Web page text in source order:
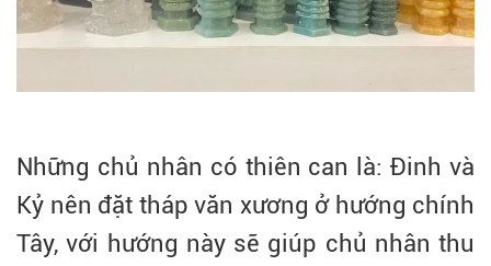
Những chủ nhân có thiên can là: Đinh và
Kỷ nên đặt tháp văn xương ở hướng chính
Tây, với hướng này sẽ giúp chủ nhân thu